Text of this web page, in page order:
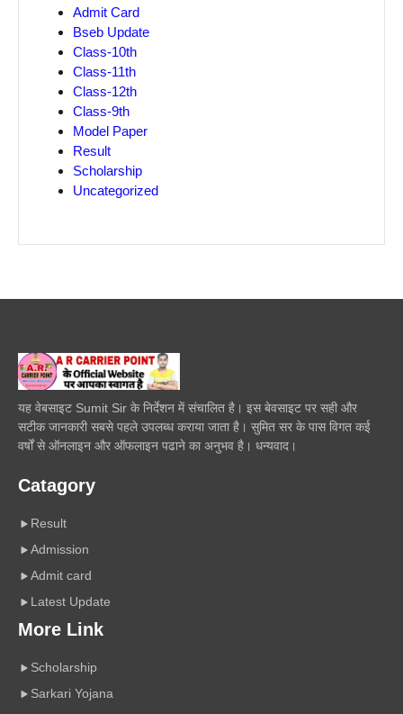
Admit Card
Bseb Update
Class-10th
Class-11th
Class-12th
Class-9th
Model Paper
Result
Scholarship
Uncategorized
यह वेबसाइट Sumit Sir के निर्देशन में संचालित है। इस बेवसाइट पर सही और
सटीक जानकारी सबसे पहले उपलब्ध कराया जाता है। सुमित सर के पास विगत कई
वर्षों से ऑनलाइन और ऑफलाइन पढाने का अनुभव है। धन्यवाद।
Catagory
Result
Admission
Admit card
Latest Update
More Link
Scholarship
Sarkari Yojana